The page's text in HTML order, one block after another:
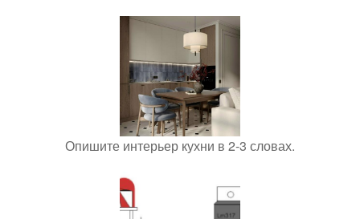
Опишите интерьер кухни в 2-3 словах.